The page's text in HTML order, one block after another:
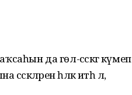
да гөл-сәскәгә күмеп
һәләк итһә лә,